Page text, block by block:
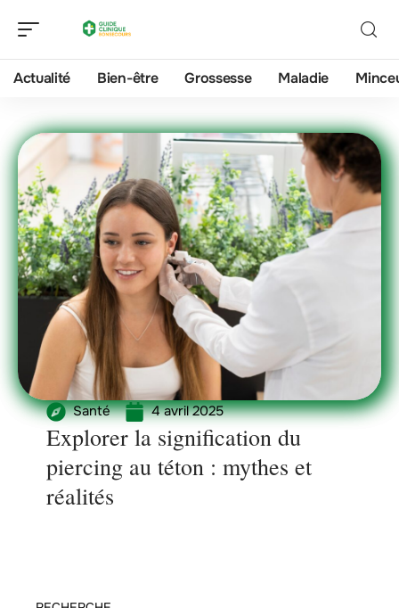
Actualité Bien-être Grossesse Maladie
Santé 4 avril 2025
Explorer la signification du
piercing au téton : mythes et
réalités